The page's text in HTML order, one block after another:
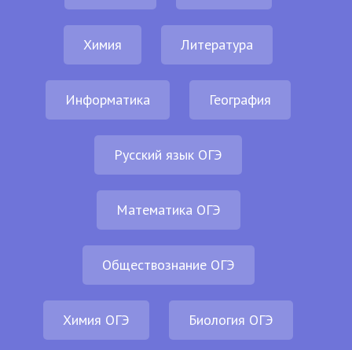
Химия Литература
Информатика География
Русский язык ОГЭ
Математика ОГЭ
Обществознание ОГЭ
Химия ОГЭ Биология ОГЭ